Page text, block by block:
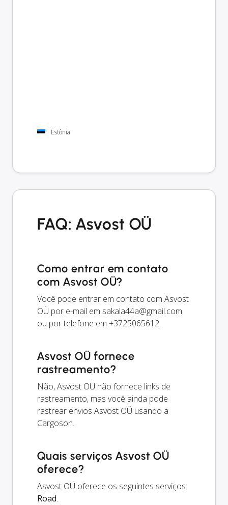
Estônia
FAQ: Asvost OÜ
Como entrar em contato
com Asvost OÜ?
Você pode entrar em contato com Asvost
OÜ por e-mail em sakala44a@gmail.com
ou por telefone em +3725065612.
Asvost OÜ fornece
rastreamento?
Não, Asvost OÜ não fornece links de
rastreamento, mas você ainda pode
rastrear envios Asvost OÜ usando a
Cargoson.
Quais serviços Asvost OÜ
oferece?
Asvost OÜ oferece os seguintes serviços:
Road.